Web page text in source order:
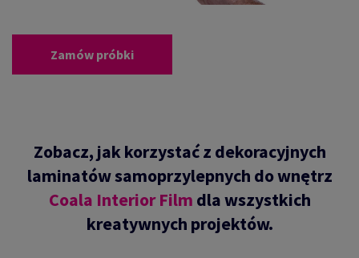
Zamów próbki
Zobacz, jak korzystać z dekoracyjnych
laminatów samoprzylepnych do wnętrz
Coala Interior Film dla wszystkich
kreatywnych projektów.